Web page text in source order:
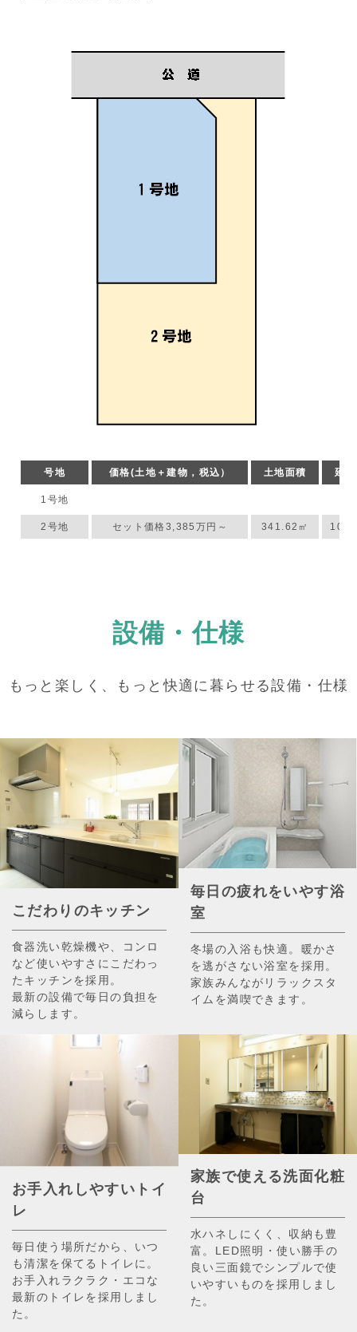
号地 価格(土地＋建物，税込） 土地面積 延
1号地
2号地 セット価格3,385万円～ 341.62㎡
設備・仕様
もっと楽しく、もっと快適に暮らせる設備・仕様
こだわりのキッチン
食器洗い乾燥機や、コンロ
など使いやすさにこだわっ
たキッチンを採用。
最新の設備で毎日の負担を
減らします。
毎日の疲れをいやす浴
室
冬場の入浴も快適。暖かさ
を逃がさない浴室を採用。
家族みんながリラックスタ
イムを満喫できます。
お手入れしやすいトイ
レ
毎日使う場所だから、いつ
も清潔を保てるトイレに。
お手入れラクラク・エコな
最新のトイレを採用しまし
た。
家族で使える洗面化粧
台
水ハネしにくく、収納も豊
富。LED照明・使い勝手の
良い三面鏡でシンプルで使
いやすいものを採用しまし
た。